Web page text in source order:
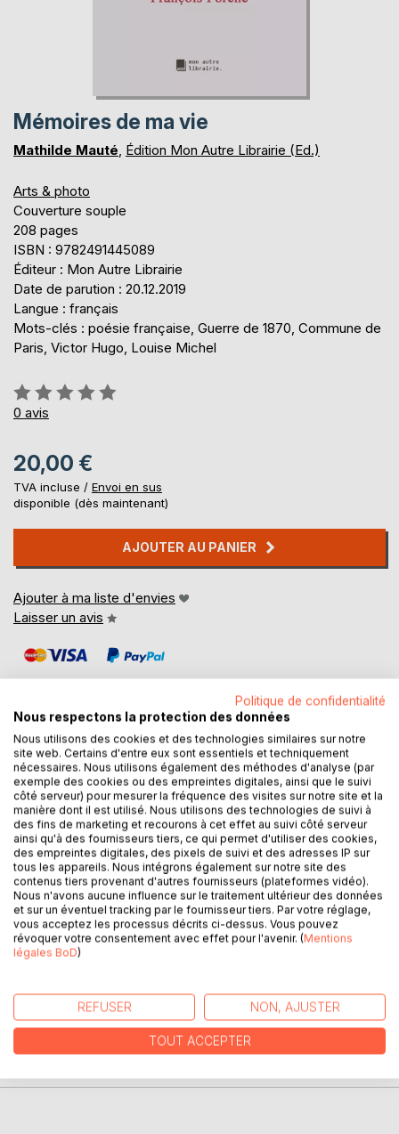
Mémoires de ma vie
Mathilde Mauté, Édition Mon Autre Librairie (Ed.)
Arts & photo
Couverture souple
208 pages
ISBN : 9782491445089
Éditeur : Mon Autre Librairie
Date de parution : 20.12.2019
Langue : français
Mots-clés : poésie française, Guerre de 1870, Commune de
Paris, Victor Hugo, Louise Michel
Évaluation:
0%
0 avis
20,00 €
TVA incluse / Envoi en sus
disponible (dès maintenant)
AJOUTER AU PANIER
Ajouter à ma liste d'envies
Laisser un avis
DESCRIPTION
L'auteur fut, pendant deux ans, la femme de Paul Verlaine.
Une figure qui a pris dans l'oeuvre du poète une place
contrastée. Dans ce livre, publié après sa mort par
l'écrivain François Porché, qui en écrivit l'introduction, elle
raconte ces deux années riches et difficiles, pour rétablir
une vérité qu'elle estime avoir été mal comprise. Une belle
découverte.
CRITIQUES PRESSE
Politique de confidentialité
Nous respectons la protection des données
Nous utilisons des cookies et des technologies similaires sur notre
site web. Certains d'entre eux sont essentiels et techniquement
nécessaires. Nous utilisons également des méthodes d'analyse (par
exemple des cookies ou des empreintes digitales, ainsi que le suivi
côté serveur) pour mesurer la fréquence des visites sur notre site et la
manière dont il est utilisé. Nous utilisons des technologies de suivi à
des fins de marketing et recourons à cet effet au suivi côté serveur
ainsi qu'à des fournisseurs tiers, ce qui permet d'utiliser des cookies,
des empreintes digitales, des pixels de suivi et des adresses IP sur
tous les appareils. Nous intégrons également sur notre site des
contenus tiers provenant d'autres fournisseurs (plateformes vidéo).
Nous n'avons aucune influence sur le traitement ultérieur des données
et sur un éventuel tracking par le fournisseur tiers. Par votre réglage,
vous acceptez les processus décrits ci-dessus. Vous pouvez
révoquer votre consentement avec effet pour l'avenir. (Mentions
légales BoD)
REFUSER NON, AJUSTER
TOUT ACCEPTER